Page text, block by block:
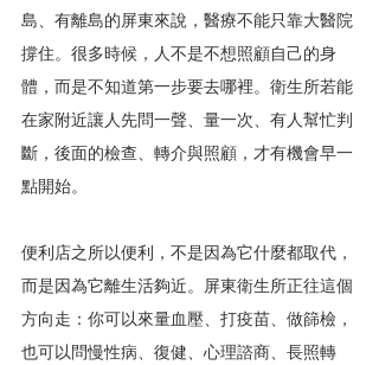
島、有離島的屏東來說，醫療不能只靠大醫院
撐住。很多時候，人不是不想照顧自己的身
體，而是不知道第一步要去哪裡。衛生所若能
在家附近讓人先問一聲、量一次、有人幫忙判
斷，後面的檢查、轉介與照顧，才有機會早一
點開始。
便利店之所以便利，不是因為它什麼都取代，
而是因為它離生活夠近。屏東衛生所正往這個
方向走：你可以來量血壓、打疫苗、做篩檢，
也可以問慢性病、復健、心理諮商、長照轉